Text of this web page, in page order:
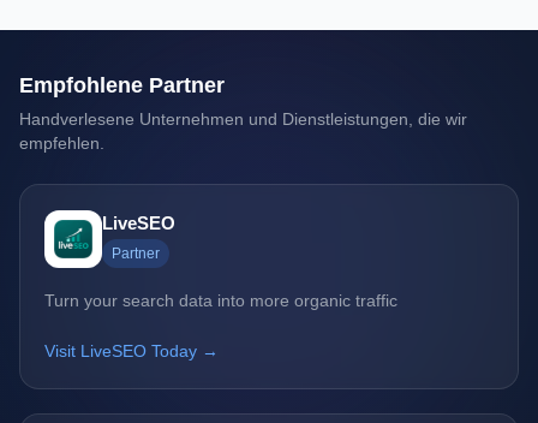
Empfohlene Partner
Handverlesene Unternehmen und Dienstleistungen, die wir
empfehlen.
LiveSEO
Partner
Turn your search data into more organic traffic
Visit LiveSEO Today →